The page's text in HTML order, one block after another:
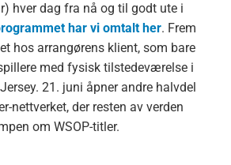
hver dag fra nå og til godt ute i
har vi omtalt her. Frem
hos arrangørens klient, som bare
med fysisk tilstedeværelse i
21. juni åpner andre halvdel
nettverket, der resten av verden
om WSOP-titler.